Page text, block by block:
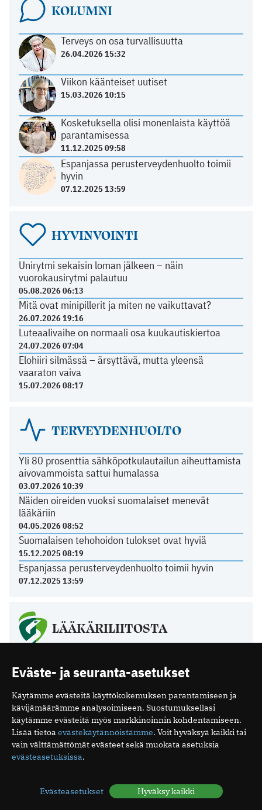
KOLUMNI
Terveys on osa turvallisuutta
26.04.2026 15:32
Viikon käänteiset uutiset
15.03.2026 10:15
Kosketuksella olisi monenlaista käyttöä
parantamisessa
11.12.2025 09:58
Espanjassa perusterveydenhuolto toimii
hyvin
07.12.2025 13:59
HYVINVOINTI
Unirytmi sekaisin loman jälkeen – näin
vuorokausirytmi palautuu
05.08.2026 06:13
Mitä ovat minipillerit ja miten ne vaikuttavat?
26.07.2026 19:16
Luteaalivaihe on normaali osa kuukautiskiertoa
24.07.2026 07:04
Elohiiri silmässä – ärsyttävä, mutta yleensä
vaaraton vaiva
15.07.2026 08:17
TERVEYDENHUOLTO
Yli 80 prosenttia sähköpotkulautailun aiheuttamista
aivovammoista sattui humalassa
03.07.2026 10:39
Näiden oireiden vuoksi suomalaiset menevät
lääkäriin
04.05.2026 08:52
Suomalaisen tehohoidon tulokset ovat hyviä
15.12.2025 08:19
Espanjassa perusterveydenhuolto toimii hyvin
07.12.2025 13:59
LÄÄKÄRILIITOSTA
22.06.2026 14:26
18.06.2026 08:58
Poikkeuksia toimiston kesäaukioloissa
11.06.2026 12:21
Tasavallan presidentti on myöntänyt arkkiatrin
arvonimen Päivi Hietaselle
Eväste- ja seuranta-asetukset
Käytämme evästeitä käyttökokemuksen parantamiseen ja
kävijämäärämme analysoimiseen. Suostumuksellasi
käytämme evästeitä myös markkinoinnin kohdentamiseen.
Lisää tietoa evästekäytännöistämme. Voit hyväksyä kaikki tai
vain välttämättömät evästeet sekä muokata asetuksia
evästeasetuksissa.
Evästeasetukset Hyväksy kaikki